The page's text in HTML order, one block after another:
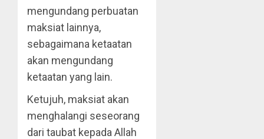
mengundang perbuatan
maksiat lainnya,
sebagaimana ketaatan
akan mengundang
ketaatan yang lain.
Ketujuh, maksiat akan
menghalangi seseorang
dari taubat kepada Allah